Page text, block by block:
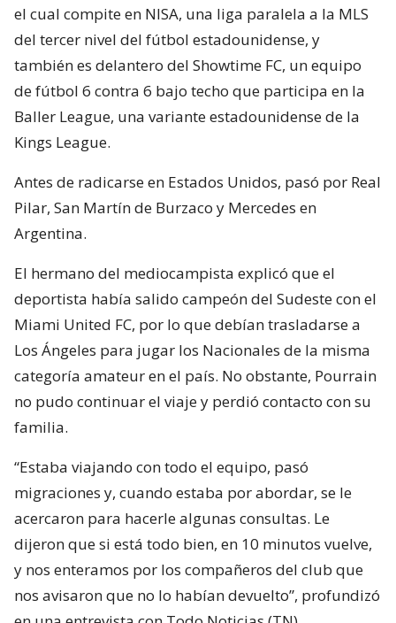
el cual compite en NISA, una liga paralela a la MLS
del tercer nivel del fútbol estadounidense, y
también es delantero del Showtime FC, un equipo
de fútbol 6 contra 6 bajo techo que participa en la
Baller League, una variante estadounidense de la
Kings League.
Antes de radicarse en Estados Unidos, pasó por Real
Pilar, San Martín de Burzaco y Mercedes en
Argentina.
El hermano del mediocampista explicó que el
deportista había salido campeón del Sudeste con el
Miami United FC, por lo que debían trasladarse a
Los Ángeles para jugar los Nacionales de la misma
categoría amateur en el país. No obstante, Pourrain
no pudo continuar el viaje y perdió contacto con su
familia.
“Estaba viajando con todo el equipo, pasó
migraciones y, cuando estaba por abordar, se le
acercaron para hacerle algunas consultas. Le
dijeron que si está todo bien, en 10 minutos vuelve,
y nos enteramos por los compañeros del club que
nos avisaron que no lo habían devuelto”, profundizó